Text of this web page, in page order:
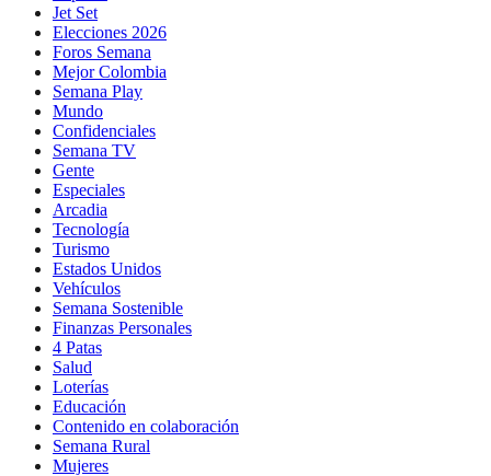
Jet Set
Elecciones 2026
Foros Semana
Mejor Colombia
Semana Play
Mundo
Confidenciales
Semana TV
Gente
Especiales
Arcadia
Tecnología
Turismo
Estados Unidos
Vehículos
Semana Sostenible
Finanzas Personales
4 Patas
Salud
Loterías
Educación
Contenido en colaboración
Semana Rural
Mujeres